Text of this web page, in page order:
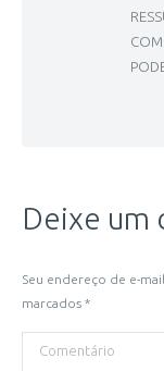
Deixe um
Seu endereço de e-
marcados *
Comentário